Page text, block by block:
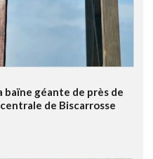
baïne géante de près de
de Biscarrosse